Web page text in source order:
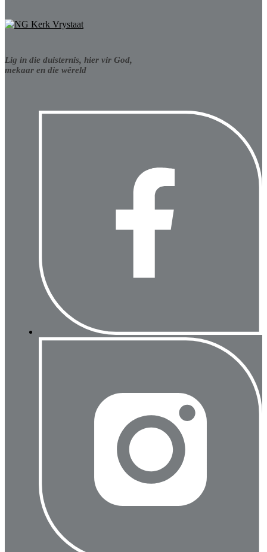
Lig in die duisternis, hier vir God,
mekaar en die wêreld